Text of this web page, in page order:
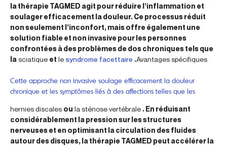
la thérapie TAGMED agit pour réduire l’inflammation et
soulager efficacement la douleur. Ce processus réduit
non seulement l’inconfort, mais offre également une
solution fiable et non invasive pour les personnes
confrontées à des problèmes de dos chroniques tels que
la sciatique et le syndrome facettaire .Avantages spécifiques
Cette approche non invasive soulage efficacement la douleur
chronique et les symptômes liés à des affections telles que les
hernies discales ou la sténose vertébrale . En réduisant
considérablement la pression sur les structures
nerveuses et en optimisant la circulation des fluides
autour des disques, la thérapie TAGMED peut accélérer la